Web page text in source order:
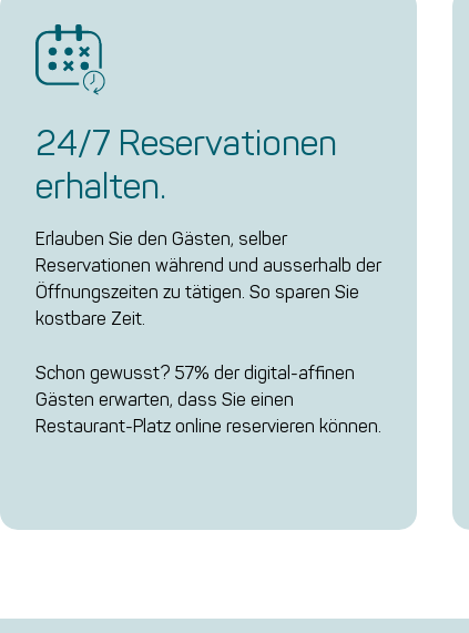
24/7 Reservationen
erhalten.
Erlauben Sie den Gästen, selber
Reservationen während und ausserhalb der
Öffnungszeiten zu tätigen. So sparen Sie
kostbare Zeit.
Schon gewusst? 57% der digital-affinen
Gästen erwarten, dass Sie einen
Restaurant-Platz online reservieren können.